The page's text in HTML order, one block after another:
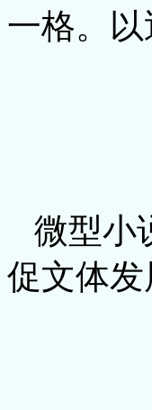
一格。
微型小
促文体发